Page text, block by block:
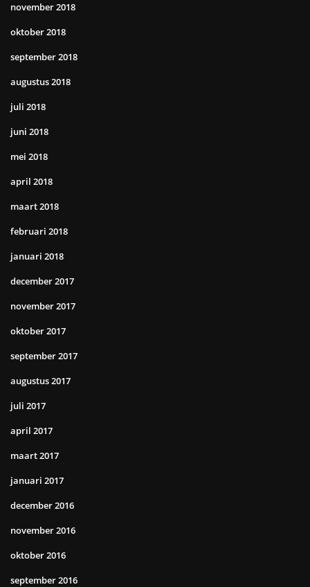
november 2018
oktober 2018
september 2018
augustus 2018
juli 2018
juni 2018
mei 2018
april 2018
maart 2018
februari 2018
januari 2018
december 2017
november 2017
oktober 2017
september 2017
augustus 2017
juli 2017
april 2017
maart 2017
januari 2017
december 2016
november 2016
oktober 2016
september 2016